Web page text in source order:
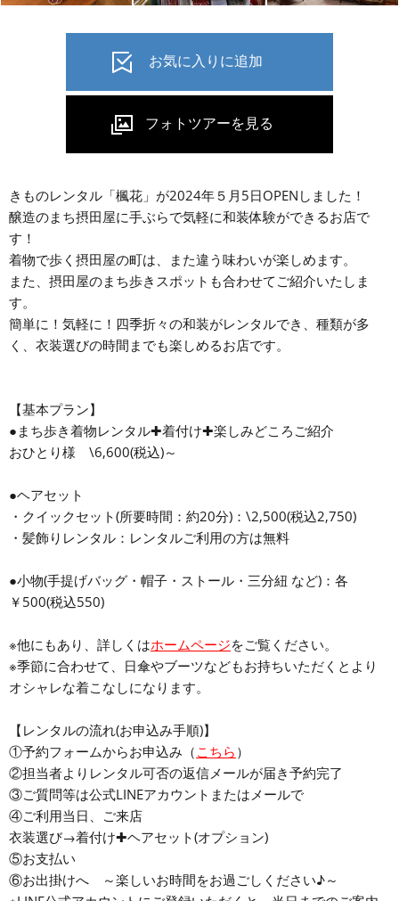
きものレンタル「楓花」が2024年５月5日OPENしました！
醸造のまち摂田屋に手ぶらで気軽に和装体験ができるお店で
す！
着物で歩く摂田屋の町は、また違う味わいが楽しめます。
また、摂田屋のまち歩きスポットも合わせてご紹介いたしま
す。
簡単に！気軽に！四季折々の和装がレンタルでき、種類が多
く、衣装選びの時間までも楽しめるお店です。
【基本プラン】
●まち歩き着物レンタル✚着付け✚楽しみどころご紹介
おひとり様 \6,600(税込)～
●ヘアセット
・クイックセット(所要時間：約20分)：\2,500(税込2,750)
・髪飾りレンタル：レンタルご利用の方は無料
●小物(手提げバッグ・帽子・ストール・三分紐 など)：各
￥500(税込550)
※他にもあり、詳しくはホームページをご覧ください。
※季節に合わせて、日傘やブーツなどもお持ちいただくとより
オシャレな着こなしになります。
【レンタルの流れ(お申込み手順)】
①予約フォームからお申込み（ こちら ）
②担当者よりレンタル可否の返信メールが届き予約完了
③ご質問等は公式LINEアカウントまたはメールで
④ご利用当日、ご来店
衣装選び→着付け✚ヘアセット(オプション)
⑤お支払い
⑥お出掛けへ ～楽しいお時間をお過ごしください♪～